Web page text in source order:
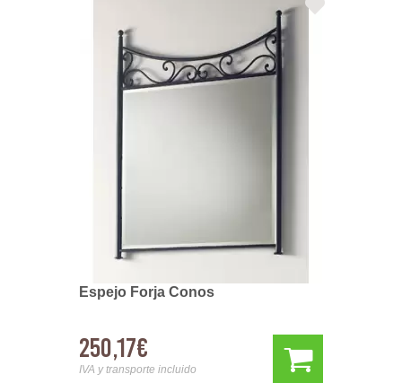
Espejo Forja Conos
250,17€
IVA y transporte incluido